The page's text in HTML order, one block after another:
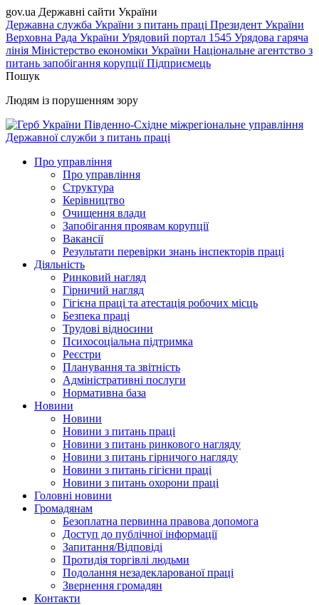
gov.ua Державні сайти України
Державна служба України з питань праці Президент України
Верховна Рада України Урядовий портал 1545 Урядова гаряча
лінія Міністерство економіки України Національне агентство з
питань запобігання корупціїПідприємець
Пошук
Людям із порушенням зору
Південно-Східне міжрегіональне управління
Державної служби з питань праці
Про управління
Про управління
Структура
Керівництво
Очищення влади
Запобігання проявам корупції
Вакансії
Результати перевірки знань інспекторів праці
Діяльність
Ринковий нагляд
Гірничий нагляд
Гігієна праці та атестація робочих місць
Безпека праці
Трудові відносини
Психосоціальна підтримка
Реєстри
Планування та звітність
Адміністративні послуги
Нормативна база
Новини
Новини
Новини з питань праці
Новини з питань ринкового нагляду
Новини з питань гірничого нагляду
Новини з питань гігієни праці
Новини з питань охорони праці
Головні новини
Громадянам
Безоплатна первинна правова допомога
Доступ до публічної інформації
Запитання/Відповіді
Протидія торгівлі людьми
Подолання незадекларованої праці
Звернення громадян
Контакти